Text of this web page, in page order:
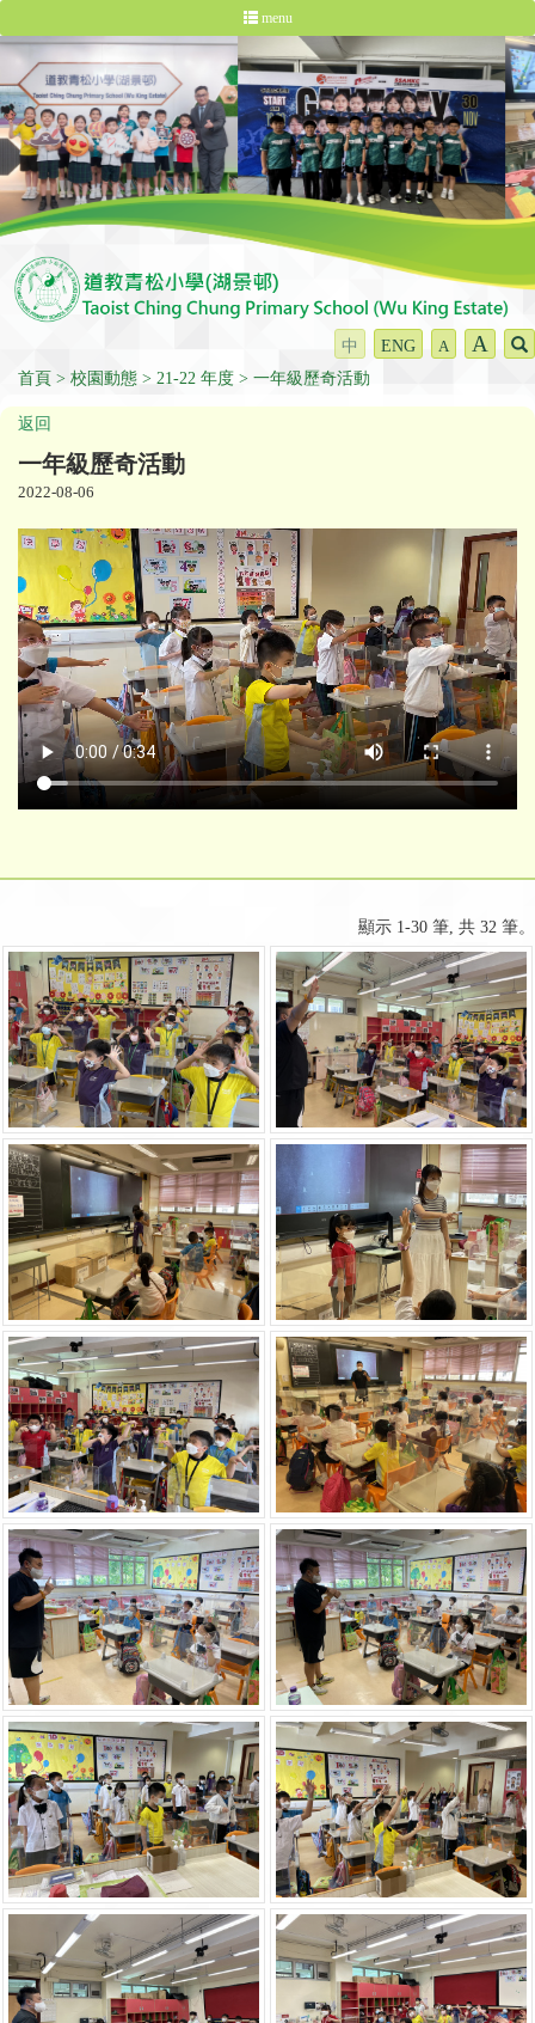
menu
中 ENG A A
首頁 校園動態 21-22 年度 一年級歷奇活動
返回
一年級歷奇活動
2022-08-06
顯示 1-30 筆, 共 32 筆。